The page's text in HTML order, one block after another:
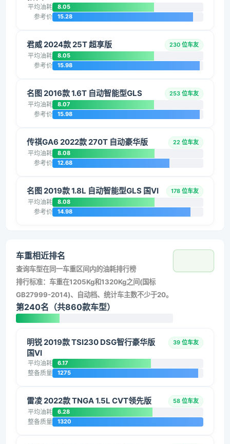
平均油耗 8.05
参考价 15.28
君威 2024款 25T 超享版 230 位车友
平均油耗 8.05
参考价 15.98
名图 2016款 1.6T 自动智能型GLS 253 位车友
平均油耗 8.07
参考价 15.98
传祺GA6 2022款 270T 自动豪华版 22 位车友
平均油耗 8.08
参考价 12.68
名图 2019款 1.8L 自动智能型GLS 国VI 178 位车友
平均油耗 8.08
参考价 14.98
车重相近排名
查询车型在同一车重区间内的油耗排行榜
排行标准：车重在1205Kg和1320Kg之间(国标
GB27999-2014)、自动档、统计车主数不少于20。
第240名（共860款车型）
明锐 2019款 TSI230 DSG智行豪华版
国VI
39 位车友
平均油耗 6.17
整备质量 1275
雷凌 2022款 TNGA 1.5L CVT领先版 58 位车友
平均油耗 6.28
整备质量 1320